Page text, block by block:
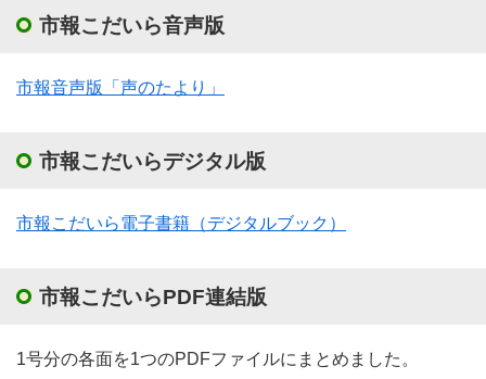
市報こだいら音声版
市報音声版「声のたより」
市報こだいらデジタル版
市報こだいら電子書籍（デジタルブック）
市報こだいらPDF連結版
1号分の各面を1つのPDFファイルにまとめました。